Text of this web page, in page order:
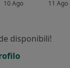
10 Ago 11 Ago
disponibili!